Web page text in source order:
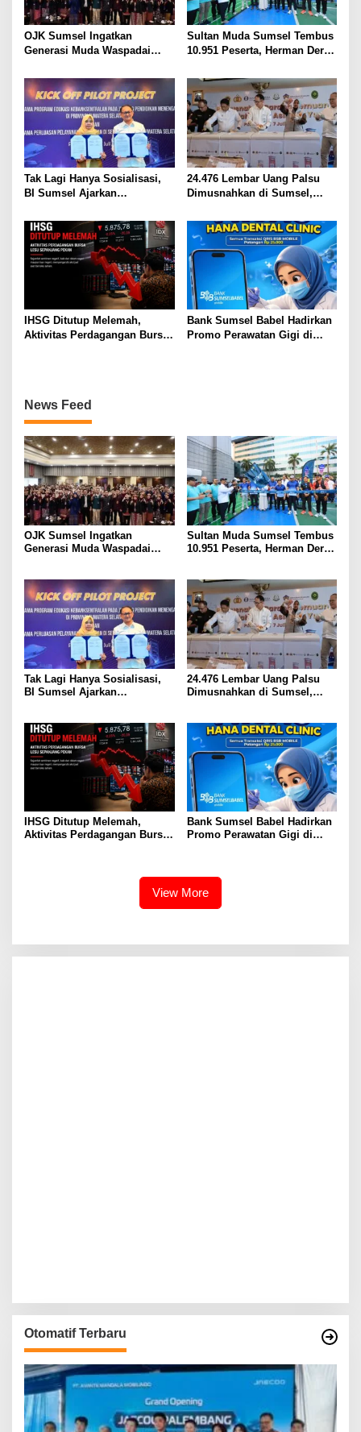
OJK Sumsel Ingatkan
Generasi Muda Waspadai
dan BNI Gelar Seminar
Literasi Keuangan
Sultan Muda Sumsel Tembus
10.951 Peserta, Herman Deru
OJK
Tak Lagi Hanya Sosialisasi,
BI Sumsel Ajarkan
Perluas Layanan Penukaran
Uang
24.476 Lembar Uang Palsu
Dimusnahkan di Sumsel,
Mendominasi
IHSG Ditutup Melemah,
Aktivitas Perdagangan Bursa
Bank Sumsel Babel Hadirkan
Promo Perawatan Gigi di
News Feed
OJK Sumsel Ingatkan
Generasi Muda Waspadai
Literasi Keuangan
Sultan Muda Sumsel Tembus
10.951 Peserta, Herman Deru
Tak Lagi Hanya Sosialisasi,
BI Sumsel Ajarkan
Uang
24.476 Lembar Uang Palsu
Dimusnahkan di Sumsel,
IHSG Ditutup Melemah,
Aktivitas Perdagangan Bursa
Bank Sumsel Babel Hadirkan
Promo Perawatan Gigi di
View More
Otomatif Terbaru